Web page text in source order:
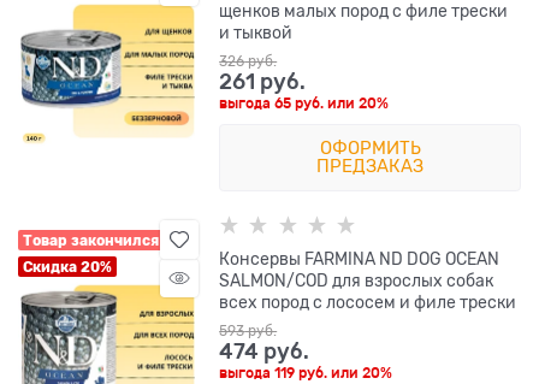
щенков малых пород с филе трески
и тыквой
326 руб.
261 руб.
выгода65 руб. или20%
ОФОРМИТЬ
ПРЕДЗАКАЗ
Товар закончился
Скидка 20%
Консервы FARMINA ND DOG OCEAN
SALMON/COD для взрослых собак
всех пород с лососем и филе трески
593 руб.
474 руб.
выгода119 руб. или20%